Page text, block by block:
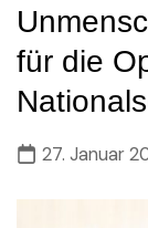
für die
27. Januar